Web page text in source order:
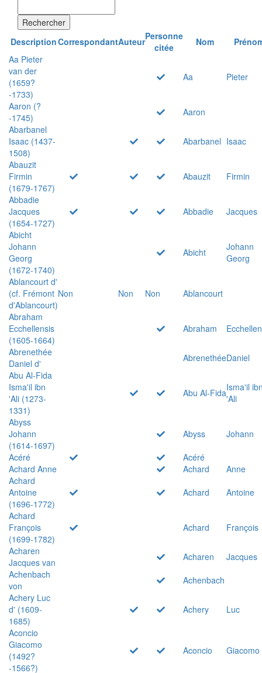
Rechercher
DescriptionCorrespondantAuteurPersonne
citée
Nom
Aa Pieter
van der
(1659?
-1733)
Aa Pieter
Aaron (?
-1745)
Aaron
Abarbanel
Isaac (1437-
1508)
Abarbanel Isaac
Abauzit
Firmin
(1679-1767)
Abauzit
Firmin
Abbadie
Jacques
(1654-1727)
Abbadie
Jacques
Abicht
Johann
Georg
(1672-1740)
Abicht
Johann
Georg
Ablancourt d'
(cf. Frémont
d'Ablancourt)
Non Non Non
Ablancourt
Abraham
Ecchellensis
(1605-1664)
Abraham
Abrenethée
Daniel d'
AbrenethéeDaniel
Abu Al-Fida
Isma'il ibn
'Ali (1273-
1331)
Abu Al-FidaIsma'il
'Ali
Abyss
Johann
(1614-1697)
Abyss
Johann
Acéré
Acéré
Achard Anne
Achard
Anne
Achard
Antoine
(1696-1772)
Achard
Antoine
Achard
François
(1699-1782)
Achard
François
Acharen
Jacques van
Acharen
Jacques
Achenbach
von
Achenbach
Achery Luc
d' (1609-
1685)
Achery
Luc
Aconcio
Giacomo
(1492?
-1566?)
Aconcio Giacomo